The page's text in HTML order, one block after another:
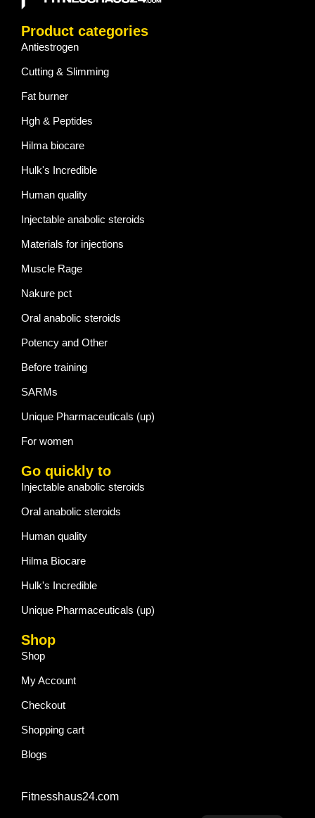
Product categories
Antiestrogen
Cutting & Slimming
Fat burner
Hgh & Peptides
Hilma biocare
Hulk's Incredible
Human quality
Injectable anabolic steroids
Materials for injections
Muscle Rage
Nakure pct
Oral anabolic steroids
Potency and Other
Before training
SARMs
Unique Pharmaceuticals (up)
For women
Go quickly to
Injectable anabolic steroids
Oral anabolic steroids
Human quality
Hilma Biocare
Hulk's Incredible
Unique Pharmaceuticals (up)
Shop
Shop
My Account
Checkout
Shopping cart
Blogs
Fitnesshaus24.com